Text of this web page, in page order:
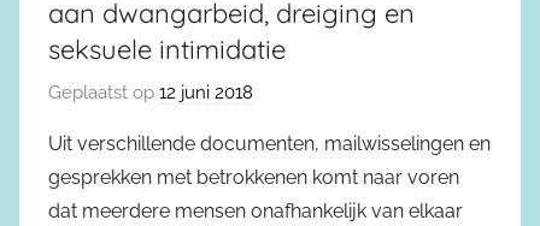
aan dwangarbeid, dreiging en
seksuele intimidatie
Geplaatst op 12 juni 2018
Uit verschillende documenten, mailwisselingen en
gesprekken met betrokkenen komt naar voren
dat meerdere mensen onafhankelijk van elkaar